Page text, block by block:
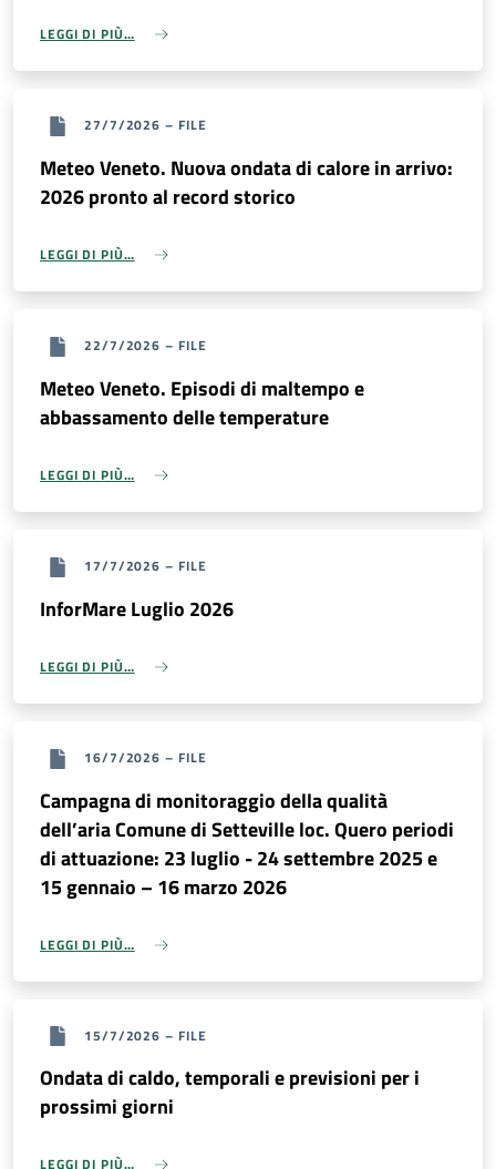
LEGGI DI PIÙ…
27/7/2026 – FILE
Meteo Veneto. Nuova ondata di calore in arrivo:
2026 pronto al record storico
LEGGI DI PIÙ…
22/7/2026 – FILE
Meteo Veneto. Episodi di maltempo e
abbassamento delle temperature
LEGGI DI PIÙ…
17/7/2026 – FILE
InforMare Luglio 2026
LEGGI DI PIÙ…
16/7/2026 – FILE
Campagna di monitoraggio della qualità
dell’aria Comune di Setteville loc. Quero periodi
di attuazione: 23 luglio - 24 settembre 2025 e
15 gennaio – 16 marzo 2026
LEGGI DI PIÙ…
15/7/2026 – FILE
Ondata di caldo, temporali e previsioni per i
prossimi giorni
LEGGI DI PIÙ…